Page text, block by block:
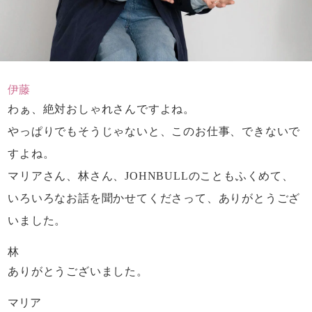
伊藤
わぁ、絶対おしゃれさんですよね。
やっぱりでもそうじゃないと、 このお仕事、できないで
すよね。
マリアさん、林さん、JOHNBULLのこともふくめて、
いろいろなお話を聞かせてくださって、 ありがとうござ
いました。
林
ありがとうございました。
マリア